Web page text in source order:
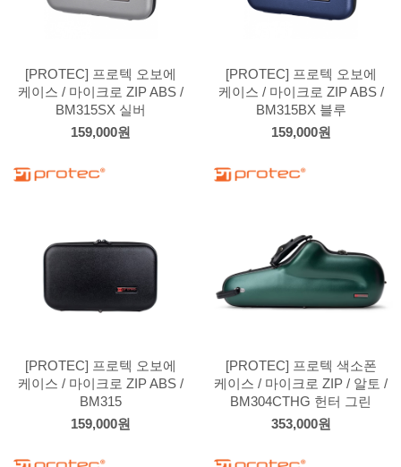
[PROTEC] 프로텍 오보에
케이스 / 마이크로 ZIP ABS /
BM315SX 실버
159,000원
[PROTEC] 프로텍 오보에
케이스 / 마이크로 ZIP ABS /
BM315BX 블루
159,000원
[PROTEC] 프로텍 오보에
케이스 / 마이크로 ZIP ABS /
BM315
159,000원
[PROTEC] 프로텍 색소폰
케이스 / 마이크로 ZIP / 알토 /
BM304CTHG 헌터 그린
353,000원